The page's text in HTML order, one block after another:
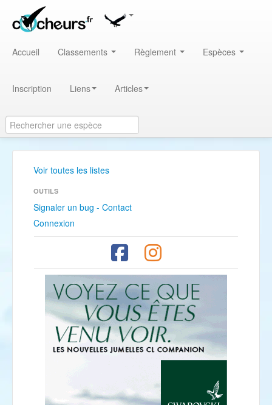
Accueil Classements Règlement Espèces
Inscription Liens Articles
Voir toutes les listes
OUTILS
Signaler un bug - Contact
Connexion